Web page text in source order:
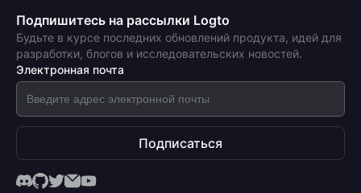
Подпишитесь на рассылки Logto
Будьте в курсе последних обновлений продукта, идей для
разработки, блогов и исследовательских новостей.
Электронная почта
Подписаться